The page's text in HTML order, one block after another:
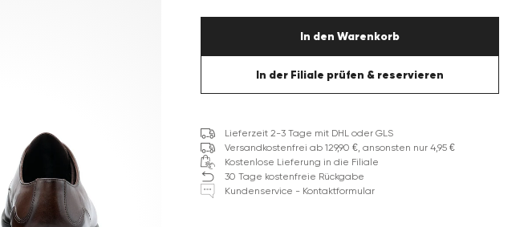
In den Warenkorb
In der Filiale prüfen & reservieren
Lieferzeit 2-3 Tage mit DHL oder GLS
Versandkostenfrei ab 129,90 €, ansonsten nur 4,95 €
Kostenlose Lieferung in die Filiale
30 Tage kostenfreie Rückgabe
Kundenservice - Kontaktformular